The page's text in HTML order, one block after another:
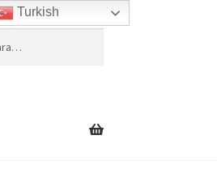
Turkish